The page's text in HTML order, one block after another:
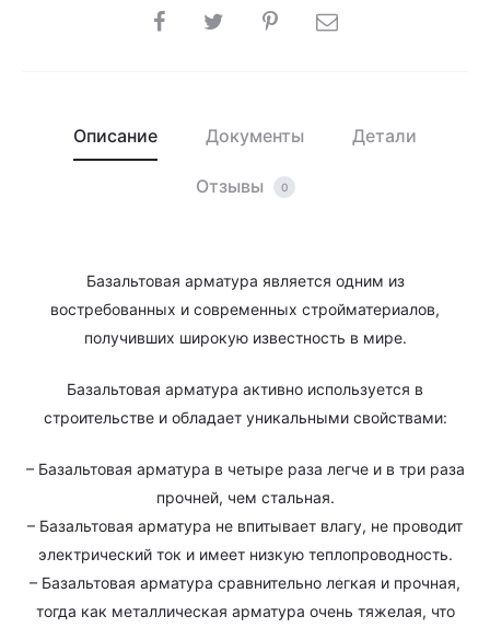
SHARE
Описание Документы Детали
Отзывы 0
Базальтовая арматура является одним из
востребованных и современных стройматериалов,
получивших широкую известность в мире.
Базальтовая арматура активно используется в
строительстве и обладает уникальными свойствами:
– Базальтовая арматура в четыре раза легче и в три раза
прочней, чем стальная.
– Базальтовая арматура не впитывает влагу, не проводит
электрический ток и имеет низкую теплопроводность.
– Базальтовая арматура сравнительно легкая и прочная,
тогда как металлическая арматура очень тяжелая, что